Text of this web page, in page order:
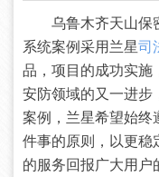
联系厂家
乌鲁木齐天山保
系统案例采用兰星司
品，项目的成功实施
安防领域的又一进步
案例，兰星希望始终
件事的原则，以更稳
的服务回报广大用户